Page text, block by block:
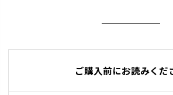
ご購入前にお読みくだ